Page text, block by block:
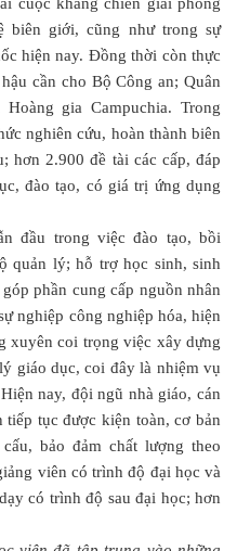
biên giới, cũng như trong sự
hiện nay. Đồng thời còn thực
cần cho Bộ Công an; Quân
gia Campuchia. Trong
nghiên cứu, hoàn thành biên
hơn 2.900 đề tài các cấp, đáp
đào tạo, có giá trị ứng dụng
đầu trong việc đào tạo, bồi
quản lý; hỗ trợ học sinh, sinh
phần cung cấp nguồn nhân
nghiệp công nghiệp hóa, hiện
xuyên coi trọng việc xây dựng
giáo dục, coi đây là nhiệm vụ
nay, đội ngũ nhà giáo, cán
tục được kiện toàn, cơ bản
bảo đảm chất lượng theo
viên có trình độ đại học và
có trình độ sau đại học; hơn